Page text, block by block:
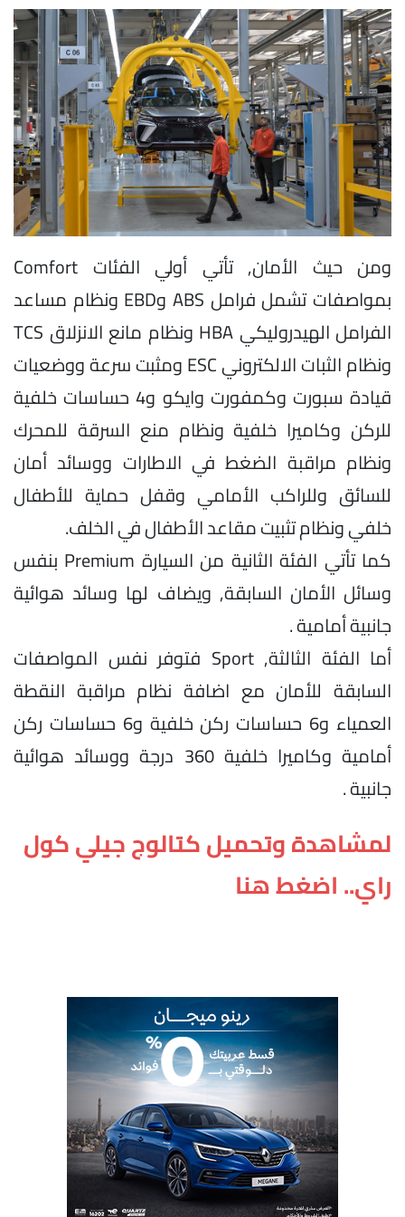
ومن حيث الأمان, تأتي أولي الفئات Comfort
بمواصفات تشمل فرامل ABS وEBD ونظام مساعد
الفرامل الهيدروليكي HBA ونظام مانع الانزلاق TCS
ونظام الثبات الالكتروني ESC ومثبت سرعة ووضعيات
قيادة سبورت وكمفورت وايكو و4 حساسات خلفية
للركن وكاميرا خلفية ونظام منع السرقة للمحرك
ونظام مراقبة الضغط في الاطارات ووسائد أمان
للسائق وللراكب الأمامي وقفل حماية للأطفال
خلفي ونظام تثبيت مقاعد الأطفال في الخلف.
كما تأتي الفئة الثانية من السيارة Premium بنفس
وسائل الأمان السابقة, ويضاف لها وسائد هوائية
جانبية أمامية .
أما الفئة الثالثة, Sport فتوفر نفس المواصفات
السابقة للأمان مع اضافة نظام مراقبة النقطة
العمياء و6 حساسات ركن خلفية و6 حساسات ركن
أمامية وكاميرا خلفية 360 درجة ووسائد هوائية
جانبية .
لمشاهدة وتحميل كتالوج جيلي كول
راي.. اضغط هنا